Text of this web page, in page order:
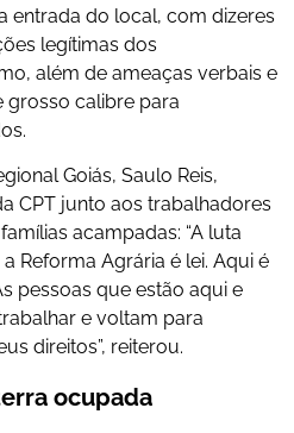
entrada do local, com dizeres
legítimas dos
além de ameaças verbais e
grosso calibre para
Goiás, Saulo Reis,
CPT junto aos trabalhadores
acampadas: “A luta
Reforma Agrária é lei. Aqui é
pessoas que estão aqui e
e voltam para
direitos”, reiterou.
ocupada